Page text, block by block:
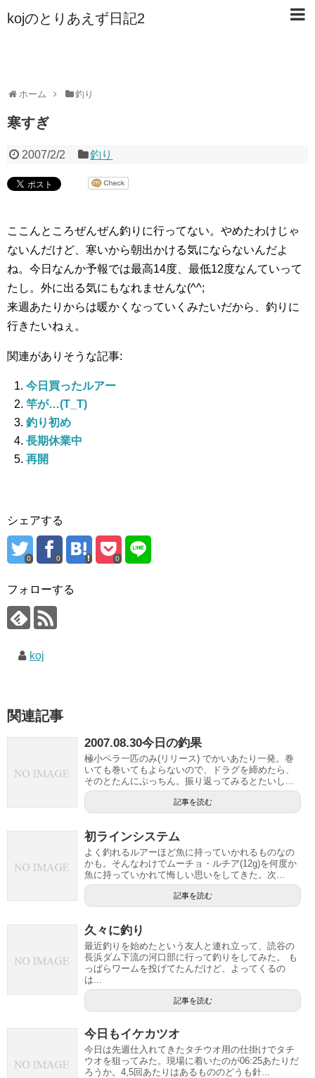
kojのとりあえず日記2
ホーム 釣り
寒すぎ
2007/2/2 釣り
ここんところぜんぜん釣りに行ってない。やめたわけじゃ
ないんだけど、寒いから朝出かける気にならないんだよ
ね。今日なんか予報では最高14度、最低12度なんていって
たし。外に出る気にもなれませんな(^^;
来週あたりからは暖かくなっていくみたいだから、釣りに
行きたいねぇ。
関連がありそうな記事:
今日買ったルアー
竿が…(T_T)
釣り初め
長期休業中
再開
シェアする
0 0 0
フォローする
koj
関連記事
2007.08.30今日の釣果
極小ベラ一匹のみ(リリース) でかいあたり一発。巻
いても巻いてもよらないので、ドラグを締めたら、
そのとたんにぷっちん。振り返ってみるとたいし...
記事を読む
初ラインシステム
よく釣れるルアーほど魚に持っていかれるものなの
かも。そんなわけでムーチョ・ルチア(12g)を何度か
魚に持っていかれて悔しい思いをしてきた。次...
記事を読む
久々に釣り
最近釣りを始めたという友人と連れ立って、読谷の
長浜ダム下流の河口部に行って釣りをしてみた。 も
っぱらワームを投げてたんだけど、よってくるの
は...
記事を読む
今日もイケカツオ
今日は先週仕入れてきたタチウオ用の仕掛けでタチ
ウオを狙ってみた。現場に着いたのが06:25あたりだ
ろうか。4,5回あたりはあるもののどうも針...